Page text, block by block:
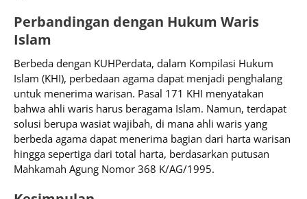
Perbandingan dengan Hukum Waris
Islam
Berbeda dengan KUHPerdata, dalam Kompilasi Hukum
Islam (KHI), perbedaan agama dapat menjadi penghalang
untuk menerima warisan. Pasal 171 KHI menyatakan
bahwa ahli waris harus beragama Islam. Namun, terdapat
solusi berupa wasiat wajibah, di mana ahli waris yang
berbeda agama dapat menerima bagian dari harta warisan
hingga sepertiga dari total harta, berdasarkan putusan
Mahkamah Agung Nomor 368 K/AG/1995.